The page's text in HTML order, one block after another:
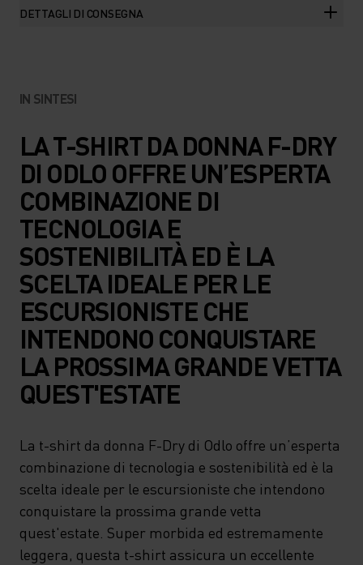
DETTAGLI DI CONSEGNA
IN SINTESI
LA T-SHIRT DA DONNA F-DRY
DI ODLO OFFRE UN’ESPERTA
COMBINAZIONE DI
TECNOLOGIA E
SOSTENIBILITÀ ED È LA
SCELTA IDEALE PER LE
ESCURSIONISTE CHE
INTENDONO CONQUISTARE
LA PROSSIMA GRANDE VETTA
QUEST'ESTATE
La t-shirt da donna F-Dry di Odlo offre un’esperta
combinazione di tecnologia e sostenibilità ed è la
scelta ideale per le escursioniste che intendono
conquistare la prossima grande vetta
quest'estate. Super morbida ed estremamente
leggera, questa t-shirt assicura un eccellente